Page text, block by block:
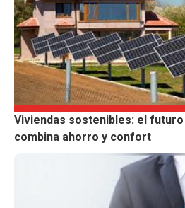
Viviendas sostenibles: el
combina ahorro y confort